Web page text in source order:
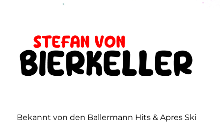
Bekannt von den Ballermann Hits & Apres Ski